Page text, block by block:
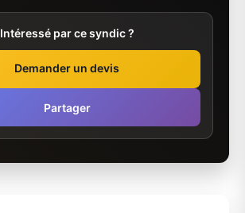
Intéressé par ce syndic ?
Demander un devis
Partager